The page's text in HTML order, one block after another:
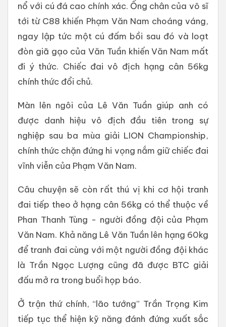
nổ với cú đá cao chính xác. Ống chân của võ sĩ
tới từ C88 khiến Phạm Văn Nam choáng váng,
ngay lập tức một cú đấm bồi sau đó và loạt
đòn giã gạo của Văn Tuần khiến Văn Nam mất
đi ý thức. Chiếc đai vô địch hạng cân 56kg
chính thức đổi chủ.
Màn lên ngôi của Lê Văn Tuần giúp anh có
được danh hiệu vô địch đầu tiên trong sự
nghiệp sau ba mùa giải LION Championship,
chính thức chặn đứng hi vọng nắm giữ chiếc đai
vĩnh viễn của Phạm Văn Nam.
Câu chuyện sẽ còn rất thú vị khi cơ hội tranh
đai tiếp theo ở hạng cân 56kg có thể thuộc về
Phan Thanh Tùng - người đồng đội của Phạm
Văn Nam. Khả năng Lê Văn Tuần lên hạng 60kg
để tranh đai cùng với một người đồng đội khác
là Trần Ngọc Lượng cũng đã được BTC giải
đấu mở ra trong buổi họp báo.
Ở trận thứ chính, “lão tướng” Trần Trọng Kim
tiếp tục thể hiện kỹ năng đánh đứng xuất sắc